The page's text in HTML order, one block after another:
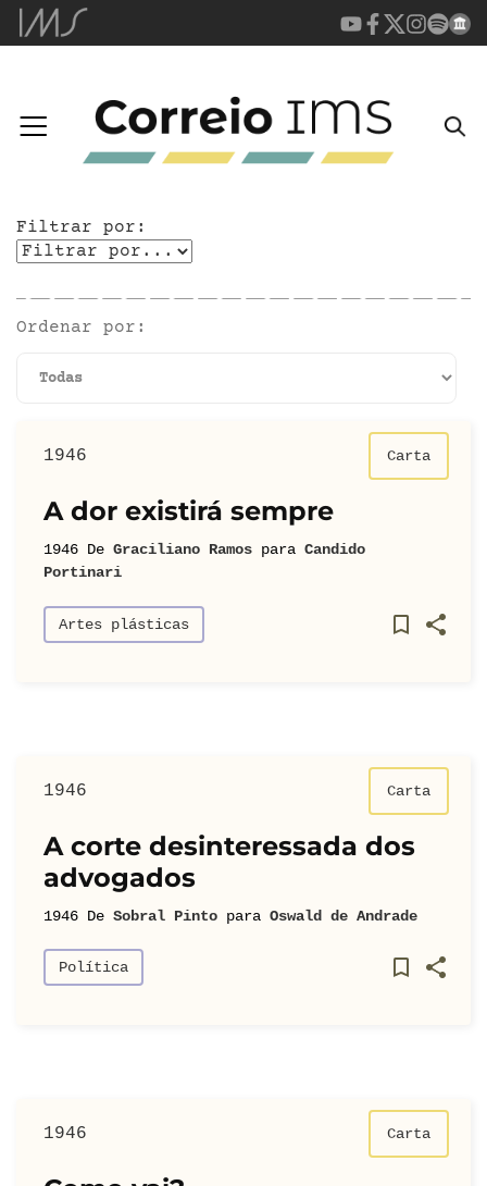
Filtrar por:
Ordenar por:
1946 Carta
A dor existirá sempre
1946 De Graciliano Ramos para Candido
Portinari
Artes plásticas
1946 Carta
A corte desinteressada dos
advogados
1946 De Sobral Pinto para Oswald de Andrade
Política
1946 Carta